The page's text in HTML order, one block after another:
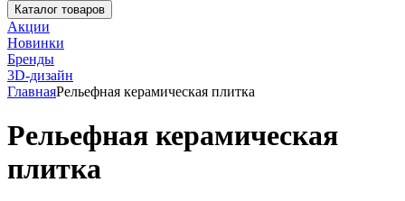
Каталог товаров
Акции
Новинки
Бренды
3D-дизайн
ГлавнаяРельефная керамическая плитка
Рельефная керамическая
плитка